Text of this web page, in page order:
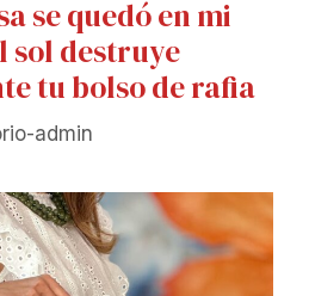
se quedó en mi
sol destruye
tu bolso de rafia
admin